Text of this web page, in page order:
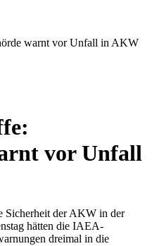
warnt vor Unfall in AKW
vor Unfall
Sicherheit der AKW in der
hätten die IAEA-
dreimal in die